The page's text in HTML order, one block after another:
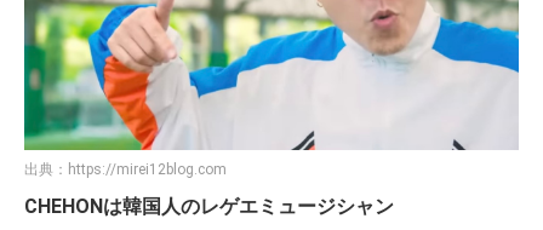
出典： https://mirei12blog.com
CHEHONは韓国人のレゲエミュージシャン